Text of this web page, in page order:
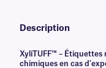
Description
XyliTUFF™ –
chimiques en cas